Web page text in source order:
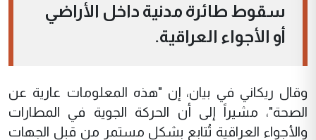
سقوط طائرة مدنية داخل الأراضي
أو الأجواء العراقية.
وقال ريكاني في بيان، إن "هذه المعلومات عارية عن
الصحة"، مشيراً إلى أن الحركة الجوية في المطارات
والأجواء العراقية تُتابع بشكل مستمر من قبل الجهات